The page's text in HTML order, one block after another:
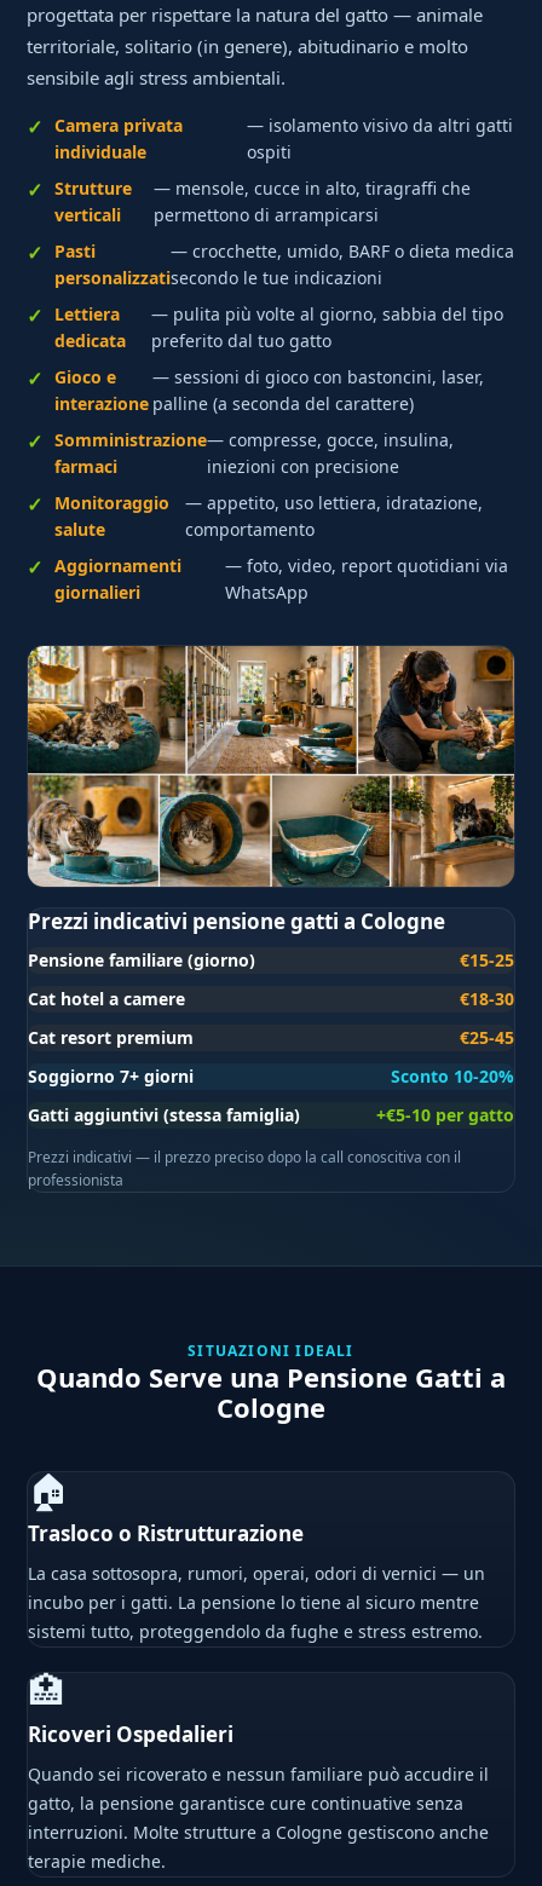
progettata per rispettare la natura del gatto — animale
territoriale, solitario (in genere), abitudinario e molto
sensibile agli stress ambientali.
Camera privata
individuale
— isolamento visivo da altri gatti
ospiti
Strutture
verticali
— mensole, cucce in alto, tiragraffi che
permettono di arrampicarsi
Pasti
personalizzati
— crocchette, umido, BARF o dieta medica
secondo le tue indicazioni
Lettiera
dedicata
— pulita più volte al giorno, sabbia del tipo
preferito dal tuo gatto
Gioco e
interazione
— sessioni di gioco con bastoncini, laser,
palline (a seconda del carattere)
Somministrazione
farmaci
— compresse, gocce, insulina,
iniezioni con precisione
Monitoraggio
salute
— appetito, uso lettiera, idratazione,
comportamento
Aggiornamenti
giornalieri
— foto, video, report quotidiani via
WhatsApp
Prezzi indicativi pensione gatti a Cologne
Pensione familiare (giorno)
€15-25
Cat hotel a camere
€18-30
Cat resort premium
€25-45
Soggiorno 7+ giorni
Sconto 10-20%
Gatti aggiuntivi (stessa famiglia)
+€5-10 per gatto
Prezzi indicativi — il prezzo preciso dopo la call conoscitiva con il
professionista
SITUAZIONI IDEALI
Quando Serve una Pensione Gatti a
Cologne
🏠
Trasloco o Ristrutturazione
La casa sottosopra, rumori, operai, odori di vernici — un
incubo per i gatti. La pensione lo tiene al sicuro mentre
sistemi tutto, proteggendolo da fughe e stress estremo.
🏥
Ricoveri Ospedalieri
Quando sei ricoverato e nessun familiare può accudire il
gatto, la pensione garantisce cure continuative senza
interruzioni. Molte strutture a Cologne gestiscono anche
terapie mediche.